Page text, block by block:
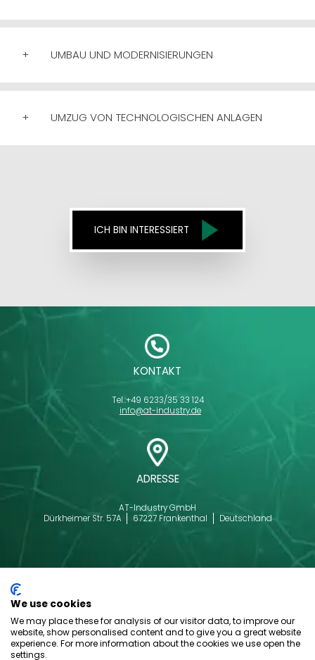
+ UMBAU UND MODERNISIERUNGEN
+ UMZUG VON TECHNOLOGISCHEN ANLAGEN
ICH BIN INTERESSIERT
KONTAKT
Tel.:+49 6233/35 33 124
info@at-industry.de
ADRESSE
AT-Industry GmbH
Dürkheimer Str. 57A
67227 Frankenthal Deutschland
We use cookies
We may place these for analysis of our visitor data, to improve our
website, show personalised content and to give you a great website
experience. For more information about the cookies we use open the
settings.